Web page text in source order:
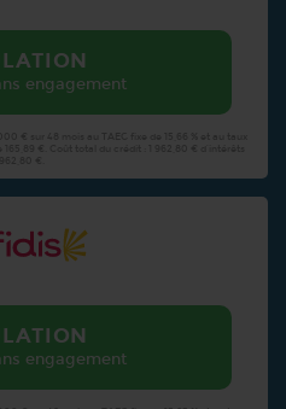
engagement
engagement